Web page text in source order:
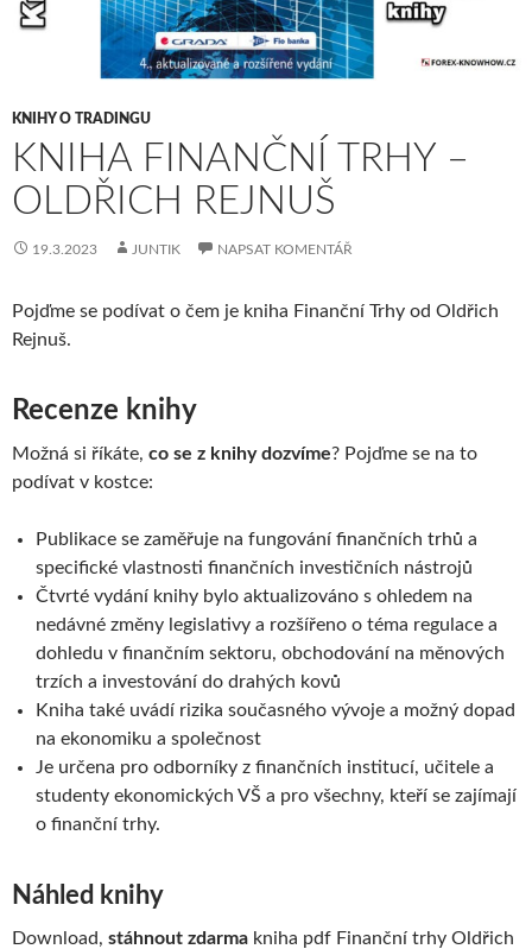
KNIHY O TRADINGU
KNIHA FINANČNÍ TRHY –
OLDŘICH REJNUŠ
19.3.2023 JUNTIK NAPSAT KOMENTÁŘ
Pojďme se podívat o čem je kniha Finanční Trhy od Oldřich
Rejnuš.
Recenze knihy
Možná si říkáte, co se z knihy dozvíme? Pojďme se na to
podívat v kostce:
Publikace se zaměřuje na fungování finančních trhů a
specifické vlastnosti finančních investičních nástrojů
Čtvrté vydání knihy bylo aktualizováno s ohledem na
nedávné změny legislativy a rozšířeno o téma regulace a
dohledu v finančním sektoru, obchodování na měnových
trzích a investování do drahých kovů
Kniha také uvádí rizika současného vývoje a možný dopad
na ekonomiku a společnost
Je určena pro odborníky z finančních institucí, učitele a
studenty ekonomických VŠ a pro všechny, kteří se zajímají
o finanční trhy.
Náhled knihy
Download, stáhnout zdarma kniha pdf Finanční trhy Oldřich